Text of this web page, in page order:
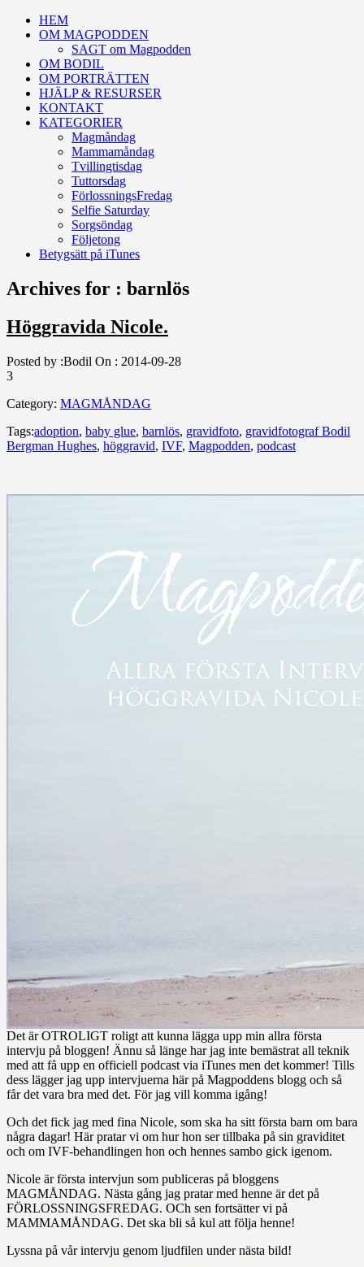
HEM
OM MAGPODDEN
SAGT om Magpodden
OM BODIL
OM PORTRÄTTEN
HJÄLP & RESURSER
KONTAKT
KATEGORIER
Magmåndag
Mammamåndag
Tvillingtisdag
Tuttorsdag
FörlossningsFredag
Selfie Saturday
Sorgsöndag
Följetong
Betygsätt på iTunes
Archives for : barnlös
Höggravida Nicole.
Posted by :Bodil On : 2014-09-28
3
Category: MAGMÅNDAG
Tags:adoption, baby glue, barnlös, gravidfoto, gravidfotograf Bodil
Bergman Hughes, höggravid, IVF, Magpodden, podcast
Det är OTROLIGT roligt att kunna lägga upp min allra första
intervju på bloggen! Ännu så länge har jag inte bemästrat all teknik
med att få upp en officiell podcast via iTunes men det kommer! Tills
dess lägger jag upp intervjuerna här på Magpoddens blogg och så
får det vara bra med det. För jag vill komma igång!
Och det fick jag med fina Nicole, som ska ha sitt första barn om bara
några dagar! Här pratar vi om hur hon ser tillbaka på sin graviditet
och om IVF-behandlingen hon och hennes sambo gick igenom.
Nicole är första intervjun som publiceras på bloggens
MAGMÅNDAG. Nästa gång jag pratar med henne är det på
FÖRLOSSNINGSFREDAG. OCh sen fortsätter vi på
MAMMAMÅNDAG. Det ska bli så kul att följa henne!
Lyssna på vår intervju genom ljudfilen under nästa bild!